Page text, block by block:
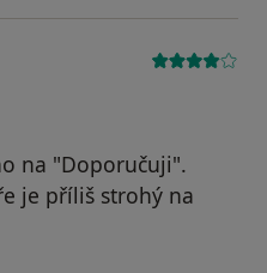
na "Doporučuji".
je příliš strohý na